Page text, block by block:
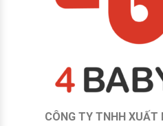
CÔNG TY TNHH XUẤT